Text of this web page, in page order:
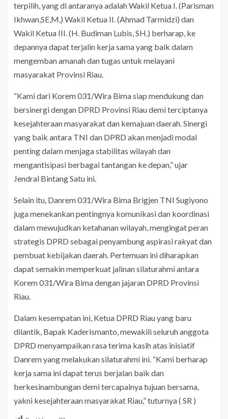
terpilih, yang di antaranya adalah Wakil Ketua I. (Parisman
Ikhwan,SE,M,) Wakil Ketua II. (Ahmad Tarmidzi) dan
Wakil Ketua III. (H. Budiman Lubis, SH.) berharap, ke
depannya dapat terjalin kerja sama yang baik dalam
mengemban amanah dan tugas untuk melayani
masyarakat Provinsi Riau.
“Kami dari Korem 031/Wira Bima siap mendukung dan
bersinergi dengan DPRD Provinsi Riau demi terciptanya
kesejahteraan masyarakat dan kemajuan daerah. Sinergi
yang baik antara TNI dan DPRD akan menjadi modal
penting dalam menjaga stabilitas wilayah dan
mengantisipasi berbagai tantangan ke depan,” ujar
Jendral Bintang Satu ini.
Selain itu, Danrem 031/Wira Bima Brigjen TNI Sugiyono
juga menekankan pentingnya komunikasi dan koordinasi
dalam mewujudkan ketahanan wilayah, mengingat peran
strategis DPRD sebagai penyambung aspirasi rakyat dan
pembuat kebijakan daerah. Pertemuan ini diharapkan
dapat semakin memperkuat jalinan silaturahmi antara
Korem 031/Wira Bima dengan jajaran DPRD Provinsi
Riau.
Dalam kesempatan ini, Ketua DPRD Riau yang baru
dilantik, Bapak Kaderismanto, mewakili seluruh anggota
DPRD menyampaikan rasa terima kasih atas inisiatif
Danrem yang melakukan silaturahmi ini. “Kami berharap
kerja sama ini dapat terus berjalan baik dan
berkesinambungan demi tercapainya tujuan bersama,
yakni kesejahteraan masyarakat Riau,” tuturnya ( SR )